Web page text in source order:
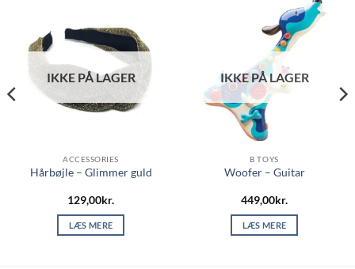
IKKE PÅ LAGER
ACCESSORIES
Hårbøjle – Glimmer guld
129,00kr.
LÆS MERE
IKKE PÅ LAGER
B TOYS
Woofer – Guitar
449,00kr.
LÆS MERE